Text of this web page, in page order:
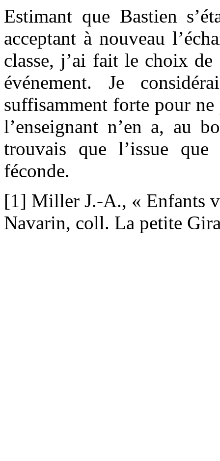
Estimant que Bastien
acceptant à nouveau
classe, j’ai fait le choix de
événement. Je
suffisamment forte pour
l’enseignant n’en a, au
trouvais que l’issue
féconde.
[1] Miller J.-A., « Enfants
Navarin, coll. La petite